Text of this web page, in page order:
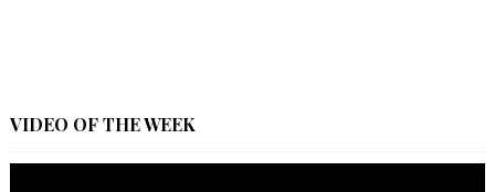
VIDEO OF THE WEEK